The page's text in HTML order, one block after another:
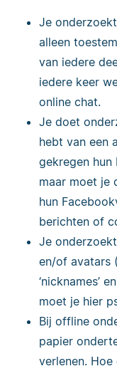
Je
alleen
van iedere
iedere keer
online chat.
Je doet
hebt van een
gekregen hun
maar moet je
hun
berichten of
Je
en/of avatars
‘nicknames’
moet je hier
Bij offline
papier
verlenen.